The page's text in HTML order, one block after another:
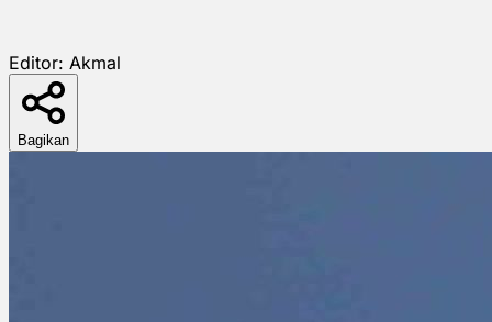
Editor: Akmal
Bagikan